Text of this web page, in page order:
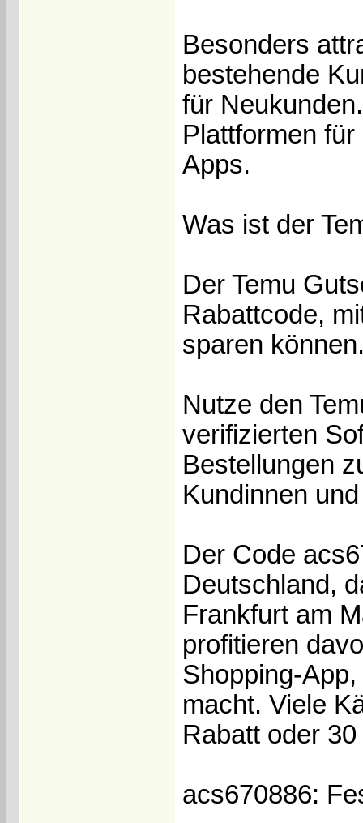
Besonders
bestehende
für
Plattformen
Apps.
Was ist der
Der Temu
Rabattcode,
sparen
Nutze den
verifizierten
Bestellungen
Kundinnen
Der Code
Deutschland,
Frankfurt am
profitieren
Shopping-
macht. Viele
Rabatt oder
acs670886: